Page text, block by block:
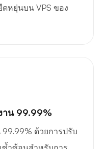
หยุ่นบน VPS ของ
าน 99.99%
ด้วยการปรับ